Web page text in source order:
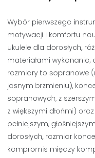
Wybór pierwszego
motywacji i komfortu
ukulele dla dorosłych,
materiałami wykonania,
rozmiary to sopranowe
jasnym brzmieniu),
sopranowych, z
z większymi dłońmi)
pełniejszym,
dorosłych, rozmiar
kompromis między